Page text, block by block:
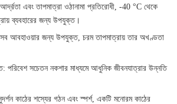
এবং তাপমাত্রা ওঠানামা প্রতিরোধী, -40 °C থেকে
ব্যবহারের জন্য উপযুক্ত।
আবহাওয়ার জন্য উপযুক্ত, চরম তাপমাত্রায় তার অখণ্ডতা
: পরিবেশ সচেতন নকশার মাধ্যমে আধুনিক জীবনযাত্রার উন্নতি
কাঠের শস্যের গঠন এবং স্পর্শ, একটি মনোরম কাঠের